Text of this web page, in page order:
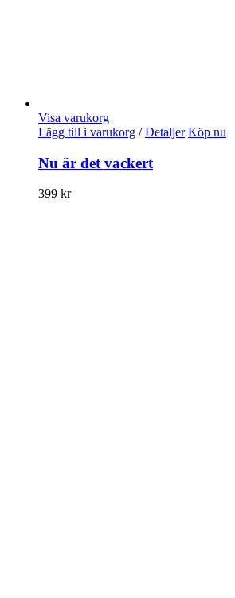
Visa varukorg
Lägg till i varukorg / Detaljer Köp nu
Nu är det vackert
399 kr